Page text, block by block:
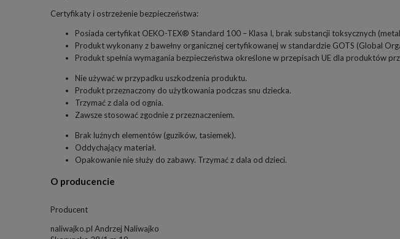
Certyfikaty i ostrzeżenie bezpieczeństwa:
Posiada certyfikat OEKO-TEX® Standard 100 – Klasa I, brak substancji toksycznych
Produkt wykonany z bawełny organicznej certyfikowanej w standardzie GOTS (Global
Produkt spełnia wymagania bezpieczeństwa określone w przepisach UE dla produktów
Nie używać w przypadku uszkodzenia produktu.
Produkt przeznaczony do użytkowania podczas snu dziecka.
Trzymać z dala od ognia.
Zawsze stosować zgodnie z przeznaczeniem.
Brak luźnych elementów (guzików, tasiemek).
Oddychający materiał.
Opakowanie nie służy do zabawy. Trzymać z dala od dzieci.
O producencie
Producent
naliwajko.pl Andrzej Naliwajko